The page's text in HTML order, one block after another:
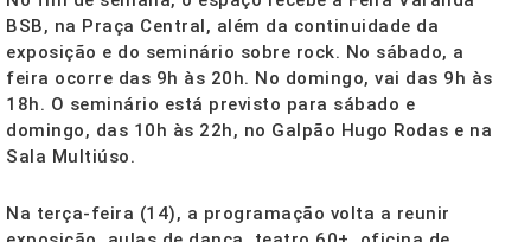
BSB, na Praça Central, além da continuidade da
exposição e do seminário sobre rock. No sábado, a
feira ocorre das 9h às 20h. No domingo, vai das 9h às
18h. O seminário está previsto para sábado e
domingo, das 10h às 22h, no Galpão Hugo Rodas e na
Sala Multiúso.
Na terça-feira (14), a programação volta a reunir